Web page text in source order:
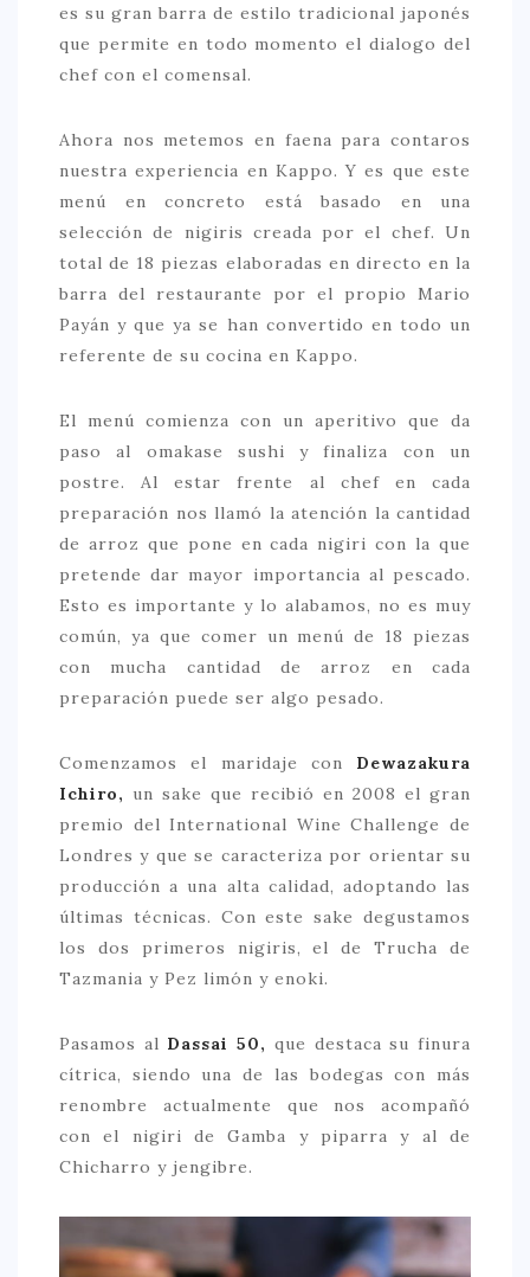
es su gran barra de estilo tradicional japonés
que permite en todo momento el dialogo del
chef con el comensal.
Ahora nos metemos en faena para contaros
nuestra experiencia en Kappo. Y es que este
menú en concreto está basado en una
selección de nigiris creada por el chef. Un
total de 18 piezas elaboradas en directo en la
barra del restaurante por el propio Mario
Payán y que ya se han convertido en todo un
referente de su cocina en Kappo.
El menú comienza con un aperitivo que da
paso al omakase sushi y finaliza con un
postre. Al estar frente al chef en cada
preparación nos llamó la atención la cantidad
de arroz que pone en cada nigiri con la que
pretende dar mayor importancia al pescado.
Esto es importante y lo alabamos, no es muy
común, ya que comer un menú de 18 piezas
con mucha cantidad de arroz en cada
preparación puede ser algo pesado.
Comenzamos el maridaje con Dewazakura
Ichiro, un sake que recibió en 2008 el gran
premio del International Wine Challenge de
Londres y que se caracteriza por orientar su
producción a una alta calidad, adoptando las
últimas técnicas. Con este sake degustamos
los dos primeros nigiris, el de Trucha de
Tazmania y Pez limón y enoki.
Pasamos al Dassai 50, que destaca su finura
cítrica, siendo una de las bodegas con más
renombre actualmente que nos acompañó
con el nigiri de Gamba y piparra y al de
Chicharro y jengibre.